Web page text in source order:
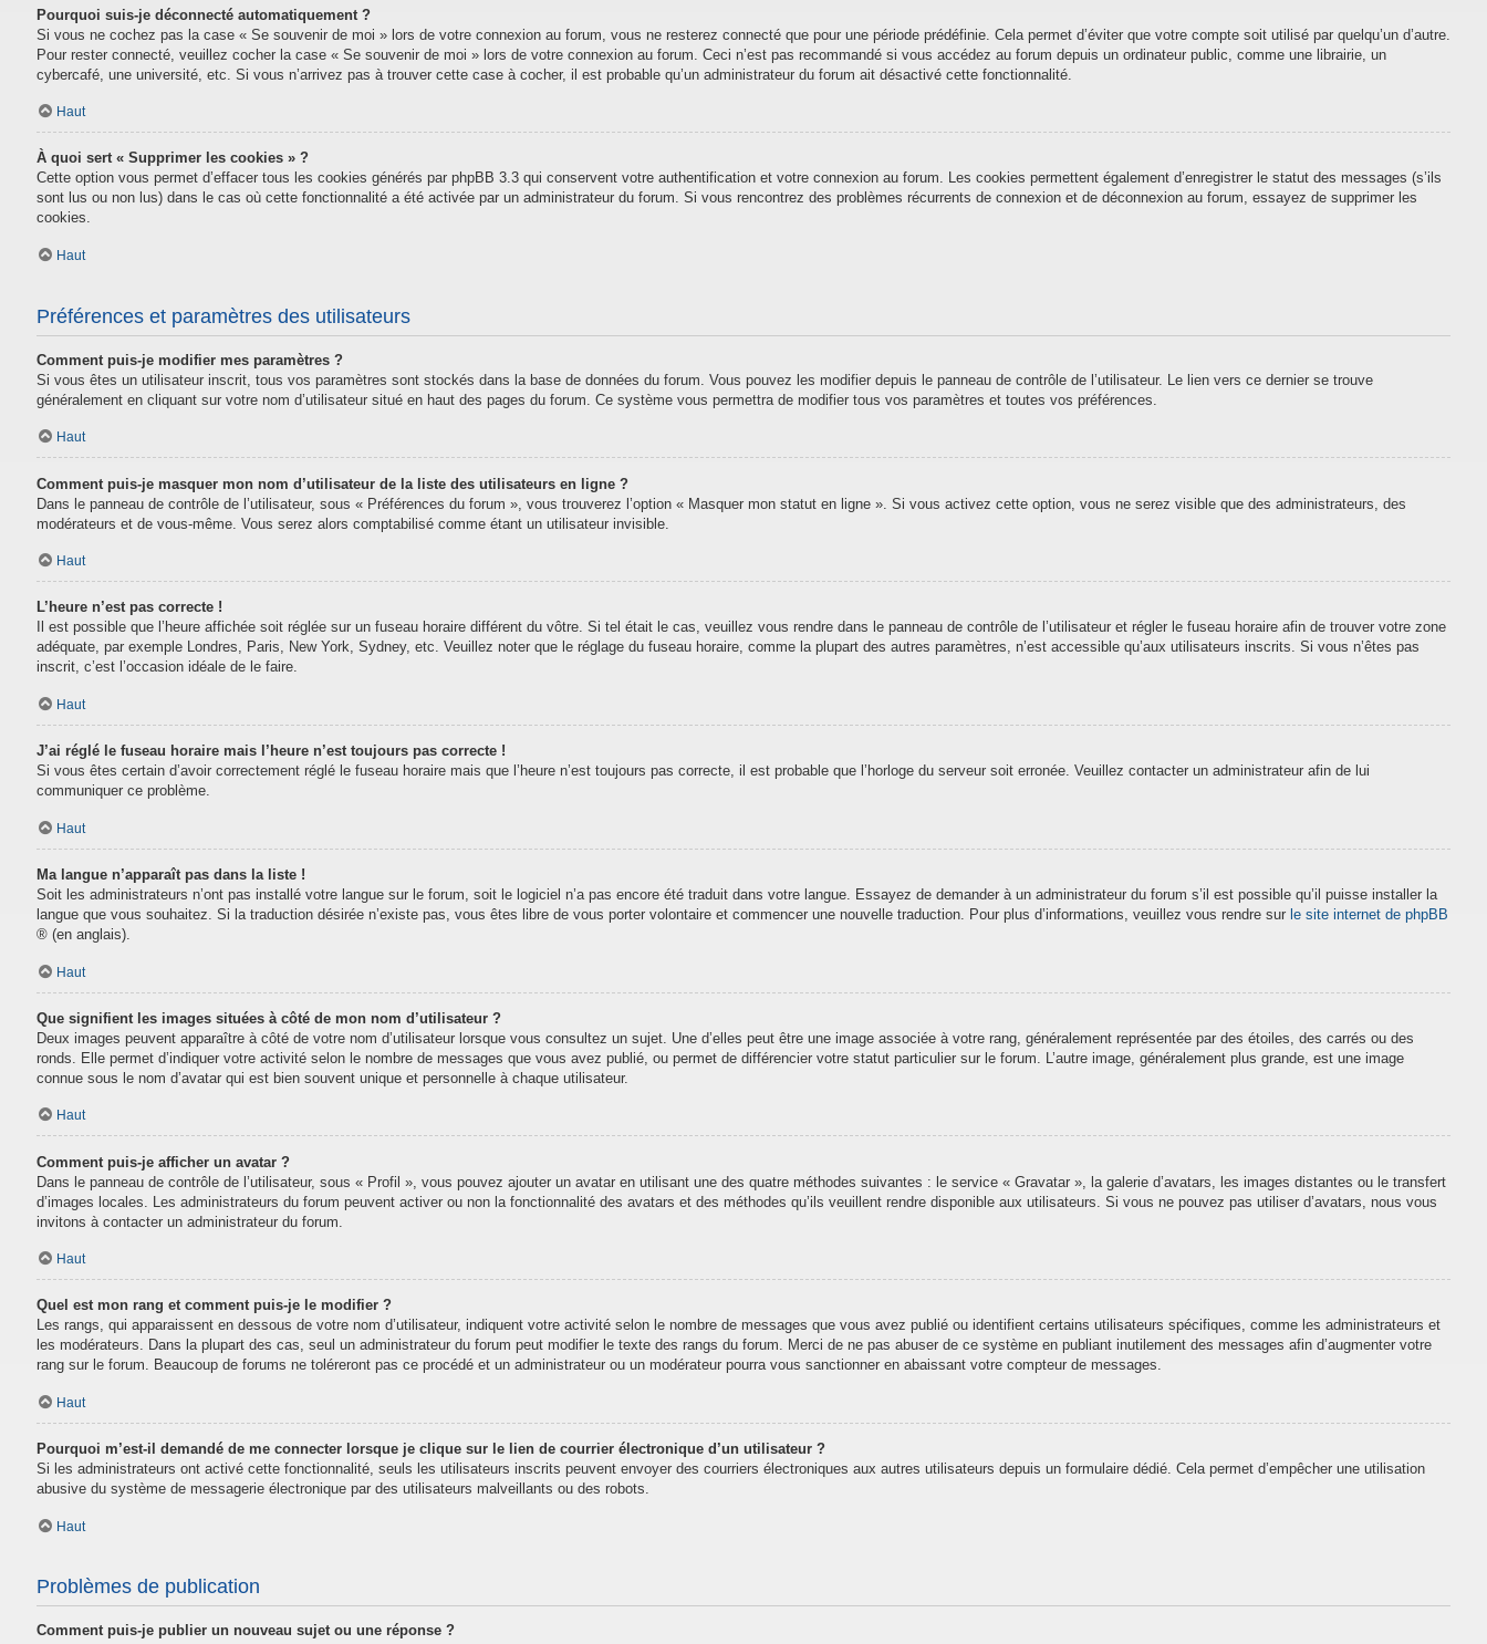
Pourquoi suis-je déconnecté automatiquement ?
Si vous ne cochez pas la case « Se souvenir de moi » lors de votre connexion au forum, vous ne resterez connecté que pour une période prédéfinie. Cela permet d’éviter que votre compte soit utilisé par quelqu’un d’autre.
Pour rester connecté, veuillez cocher la case « Se souvenir de moi » lors de votre connexion au forum. Ceci n’est pas recommandé si vous accédez au forum depuis un ordinateur public, comme une librairie, un
cybercafé, une université, etc. Si vous n’arrivez pas à trouver cette case à cocher, il est probable qu’un administrateur du forum ait désactivé cette fonctionnalité.
Haut
À quoi sert « Supprimer les cookies » ?
Cette option vous permet d’effacer tous les cookies générés par phpBB 3.3 qui conservent votre authentification et votre connexion au forum. Les cookies permettent également d’enregistrer le statut des messages (s’ils
sont lus ou non lus) dans le cas où cette fonctionnalité a été activée par un administrateur du forum. Si vous rencontrez des problèmes récurrents de connexion et de déconnexion au forum, essayez de supprimer les
cookies.
Haut
Préférences et paramètres des utilisateurs
Comment puis-je modifier mes paramètres ?
Si vous êtes un utilisateur inscrit, tous vos paramètres sont stockés dans la base de données du forum. Vous pouvez les modifier depuis le panneau de contrôle de l’utilisateur. Le lien vers ce dernier se trouve
généralement en cliquant sur votre nom d’utilisateur situé en haut des pages du forum. Ce système vous permettra de modifier tous vos paramètres et toutes vos préférences.
Haut
Comment puis-je masquer mon nom d’utilisateur de la liste des utilisateurs en ligne ?
Dans le panneau de contrôle de l’utilisateur, sous « Préférences du forum », vous trouverez l’option « Masquer mon statut en ligne ». Si vous activez cette option, vous ne serez visible que des administrateurs, des
modérateurs et de vous-même. Vous serez alors comptabilisé comme étant un utilisateur invisible.
Haut
L’heure n’est pas correcte !
Il est possible que l’heure affichée soit réglée sur un fuseau horaire différent du vôtre. Si tel était le cas, veuillez vous rendre dans le panneau de contrôle de l’utilisateur et régler le fuseau horaire afin de trouver votre zone
adéquate, par exemple Londres, Paris, New York, Sydney, etc. Veuillez noter que le réglage du fuseau horaire, comme la plupart des autres paramètres, n’est accessible qu’aux utilisateurs inscrits. Si vous n’êtes pas
inscrit, c’est l’occasion idéale de le faire.
Haut
J’ai réglé le fuseau horaire mais l’heure n’est toujours pas correcte !
Si vous êtes certain d’avoir correctement réglé le fuseau horaire mais que l’heure n’est toujours pas correcte, il est probable que l’horloge du serveur soit erronée. Veuillez contacter un administrateur afin de lui
communiquer ce problème.
Haut
Ma langue n’apparaît pas dans la liste !
Soit les administrateurs n’ont pas installé votre langue sur le forum, soit le logiciel n’a pas encore été traduit dans votre langue. Essayez de demander à un administrateur du forum s’il est possible qu’il puisse installer la
langue que vous souhaitez. Si la traduction désirée n’existe pas, vous êtes libre de vous porter volontaire et commencer une nouvelle traduction. Pour plus d’informations, veuillez vous rendre sur le site internet de phpBB
® (en anglais).
Haut
Que signifient les images situées à côté de mon nom d’utilisateur ?
Deux images peuvent apparaître à côté de votre nom d’utilisateur lorsque vous consultez un sujet. Une d’elles peut être une image associée à votre rang, généralement représentée par des étoiles, des carrés ou des
ronds. Elle permet d’indiquer votre activité selon le nombre de messages que vous avez publié, ou permet de différencier votre statut particulier sur le forum. L’autre image, généralement plus grande, est une image
connue sous le nom d’avatar qui est bien souvent unique et personnelle à chaque utilisateur.
Haut
Comment puis-je afficher un avatar ?
Dans le panneau de contrôle de l’utilisateur, sous « Profil », vous pouvez ajouter un avatar en utilisant une des quatre méthodes suivantes : le service « Gravatar », la galerie d’avatars, les images distantes ou le transfert
d’images locales. Les administrateurs du forum peuvent activer ou non la fonctionnalité des avatars et des méthodes qu’ils veuillent rendre disponible aux utilisateurs. Si vous ne pouvez pas utiliser d’avatars, nous vous
invitons à contacter un administrateur du forum.
Haut
Quel est mon rang et comment puis-je le modifier ?
Les rangs, qui apparaissent en dessous de votre nom d’utilisateur, indiquent votre activité selon le nombre de messages que vous avez publié ou identifient certains utilisateurs spécifiques, comme les administrateurs et
les modérateurs. Dans la plupart des cas, seul un administrateur du forum peut modifier le texte des rangs du forum. Merci de ne pas abuser de ce système en publiant inutilement des messages afin d’augmenter votre
rang sur le forum. Beaucoup de forums ne toléreront pas ce procédé et un administrateur ou un modérateur pourra vous sanctionner en abaissant votre compteur de messages.
Haut
Pourquoi m’est-il demandé de me connecter lorsque je clique sur le lien de courrier électronique d’un utilisateur ?
Si les administrateurs ont activé cette fonctionnalité, seuls les utilisateurs inscrits peuvent envoyer des courriers électroniques aux autres utilisateurs depuis un formulaire dédié. Cela permet d’empêcher une utilisation
abusive du système de messagerie électronique par des utilisateurs malveillants ou des robots.
Haut
Problèmes de publication
Comment puis-je publier un nouveau sujet ou une réponse ?